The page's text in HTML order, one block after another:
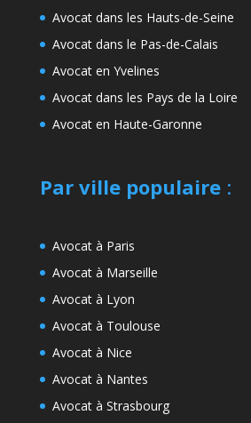
Avocat dans les Hauts-de-Seine
Avocat dans le Pas-de-Calais
Avocat en Yvelines
Avocat dans les Pays de la Loire
Avocat en Haute-Garonne
Par ville populaire:
Avocat à Paris
Avocat à Marseille
Avocat à Lyon
Avocat à Toulouse
Avocat à Nice
Avocat à Nantes
Avocat à Strasbourg